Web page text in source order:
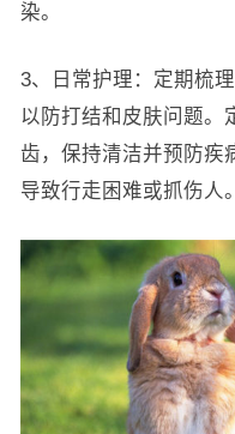
染。
3、日常护理：定期梳
以防打结和皮肤问题。
齿，保持清洁并预防疾
导致行走困难或抓伤人。